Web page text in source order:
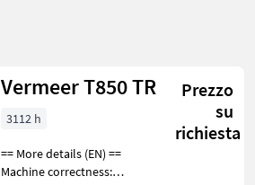
Vermeer T850 TR
Prezzo
su
richiesta
3112 h
== More details (EN) ==
Machine correctness: